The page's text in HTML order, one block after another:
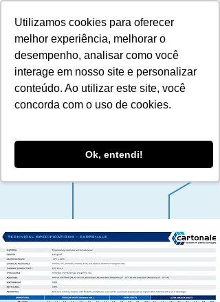
Utilizamos cookies para oferecer
melhor experiência, melhorar o
desempenho, analisar como você
interage em nosso site e personalizar
conteúdo. Ao utilizar este site, você
concorda com o uso de cookies.
Ok, entendi!
Techniques